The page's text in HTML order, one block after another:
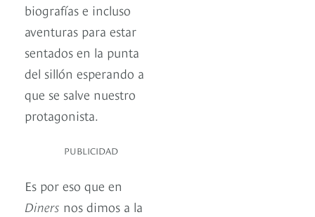
biografías e incluso
aventuras para estar
sentados en la punta
del sillón esperando a
que se salve nuestro
protagonista.
PUBLICIDAD
Es por eso que en
Diners nos dimos a la